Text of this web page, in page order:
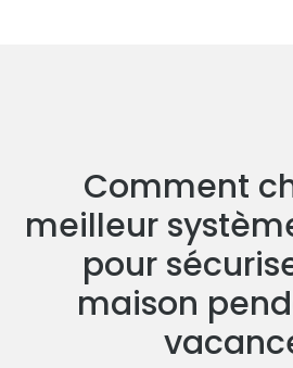
Comment
meilleur
pour
maison